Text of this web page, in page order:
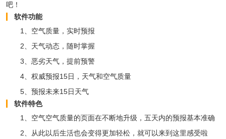
吧！
软件功能
1、空气质量，实时预报
2、天气动态，随时掌握
3、恶劣天气，提前预警
4、权威预报15日，天气和空气质量
5、预报未来15日天气
软件特色
1、空气空气质量的页面在不断地升级，五天内的预报基本准确
2、从此以后生活也会变得更加轻松，就可以来到这里感受啦